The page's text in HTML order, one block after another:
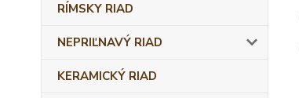
RÍMSKY RIAD
NEPRIĽNAVÝ RIAD
KERAMICKÝ RIAD